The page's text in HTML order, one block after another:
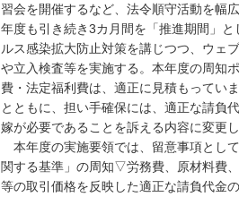
習会を開催するなど、法令順守活動を幅
年度も引き続き3カ月間を「推進期間」と
ルス感染拡大防止対策を講じつつ、ウェ
や立入検査等を実施する。本年度の周知
費・法定福利費は、適正に見積もってい
とともに、担い手確保には、適正な請負
嫁が必要であることを訴える内容に変更し
本年度の実施要領では、留意事項とし
関する基準」の周知▽労務費、原材料費
等の取引価格を反映した適正な請負代金